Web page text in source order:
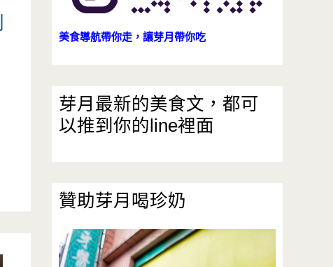
美食導航帶你走，讓芽月帶你吃
芽月最新的美食文，都可
以推到你的line裡面
贊助芽月喝珍奶